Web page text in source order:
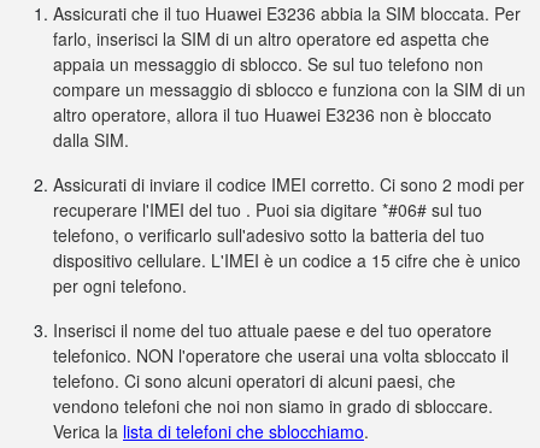
Assicurati che il tuo Huawei E3236 abbia la SIM bloccata. Per
farlo, inserisci la SIM di un altro operatore ed aspetta che
appaia un messaggio di sblocco. Se sul tuo telefono non
compare un messaggio di sblocco e funziona con la SIM di un
altro operatore, allora il tuo Huawei E3236 non è bloccato
dalla SIM.
Assicurati di inviare il codice IMEI corretto. Ci sono 2 modi per
recuperare l'IMEI del tuo . Puoi sia digitare *#06# sul tuo
telefono, o verificarlo sull'adesivo sotto la batteria del tuo
dispositivo cellulare. L'IMEI è un codice a 15 cifre che è unico
per ogni telefono.
Inserisci il nome del tuo attuale paese e del tuo operatore
telefonico. NON l'operatore che userai una volta sbloccato il
telefono. Ci sono alcuni operatori di alcuni paesi, che
vendono telefoni che noi non siamo in grado di sbloccare.
Verica la lista di telefoni che sblocchiamo.